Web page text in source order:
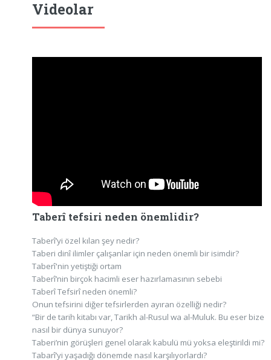
Videolar
Taberî tefsiri neden önemlidir?
Taberî’yi özel kılan şey nedir?
Taberi dinî ilimler çalışanlar için neden önemli bir isimdir?
Taberî'nin yetiştiği ortam
Taberî’nin birçok hacimli eser hazırlamasının sebebi
Taberî Tefsirî neden önemli?
Onun tefsirini diğer tefsirlerden ayıran özelliği nedir?
“Bir de tarih kitabı var, Tarikh al-Rusul wa al-Muluk. Bu eser bize
nasıl bir dünya sunuyor?
Taberi’nin görüşleri genel olarak kabulü mü yoksa eleştirildi mi?
Tabarî’yi yaşadığı dönemde nasıl karşılıyorlardı?